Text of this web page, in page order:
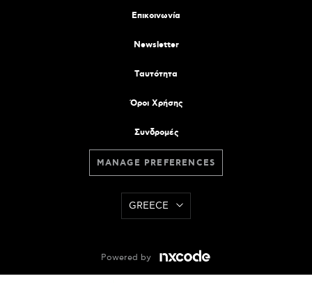
Επικοινωνία
Newsletter
Tαυτότητα
Όροι Χρήσης
Συνδρομές
MANAGE PREFERENCES
GREECE
Powered by